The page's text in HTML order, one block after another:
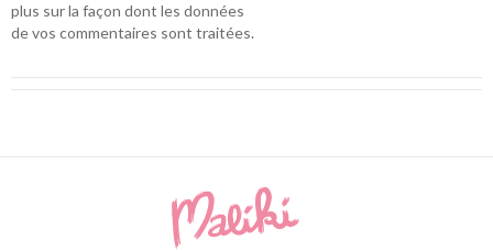
plus sur la façon dont les données
de vos commentaires sont traitées.